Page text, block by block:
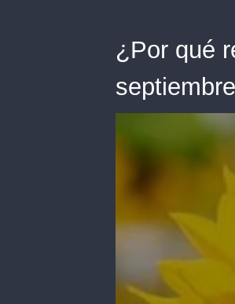
¿Por qué